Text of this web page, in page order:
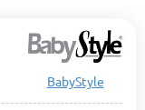
BabyStyle